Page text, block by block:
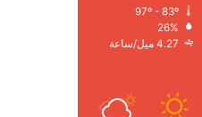
26%
4.27 ميل/ساعة